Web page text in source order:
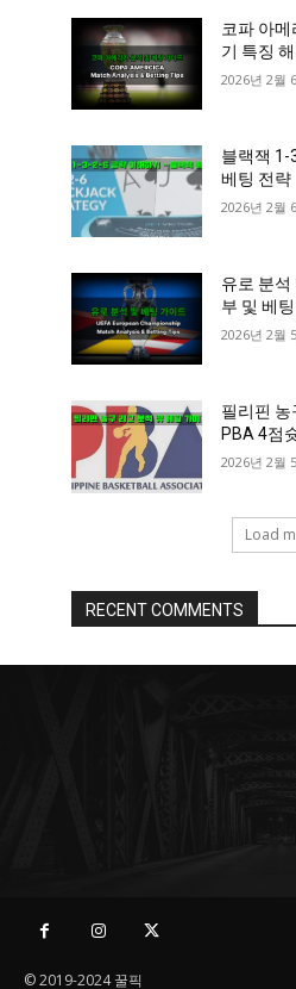
코파 아
기 특징
2026년 2월
블랙잭 1-
베팅 전략
2026년 2월
유로 분석
부 및 베
2026년 2월
필리핀 농
PBA 4점
2026년 2월
Load
RECENT COMMENTS
© 2019-2024 꿀픽